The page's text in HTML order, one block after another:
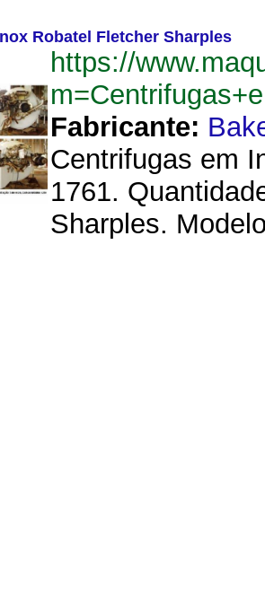
Robatel Fletcher Sharples
https://
Fabricante:
Centrifugas em
1761.
Sharples.